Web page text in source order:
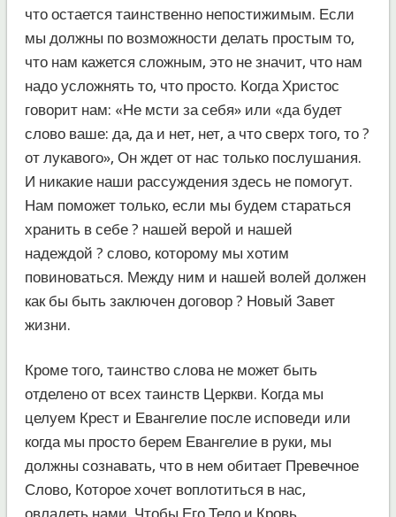
что остается таинственно непостижимым. Если
мы должны по возможности делать простым то,
что нам кажется сложным, это не значит, что нам
надо усложнять то, что просто. Когда Христос
говорит нам: «Не мсти за себя» или «да будет
слово ваше: да, да и нет, нет, а что сверх того, то ?
от лукавого», Он ждет от нас только послушания.
И никакие наши рассуждения здесь не помогут.
Нам поможет только, если мы будем стараться
хранить в себе ? нашей верой и нашей
надеждой ? слово, которому мы хотим
повиноваться. Между ним и нашей волей должен
как бы быть заключен договор ? Новый Завет
жизни.
Кроме того, таинство слова не может быть
отделено от всех таинств Церкви. Когда мы
целуем Крест и Евангелие после исповеди или
когда мы просто берем Евангелие в руки, мы
должны сознавать, что в нем обитает Превечное
Слово, Которое хочет воплотиться в нас,
овладеть нами. Чтобы Его Тело и Кровь